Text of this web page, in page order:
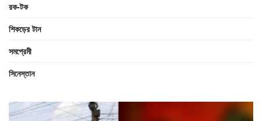
রক-টক
শিকড়ের টান
সমপ্রেমী
সিনেস্তান